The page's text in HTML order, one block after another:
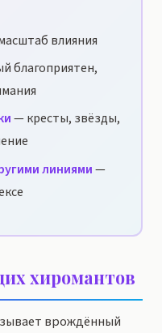
влияния
благоприятен,
— кресты, звёзды,
линиями—
хиромантов
врождённый